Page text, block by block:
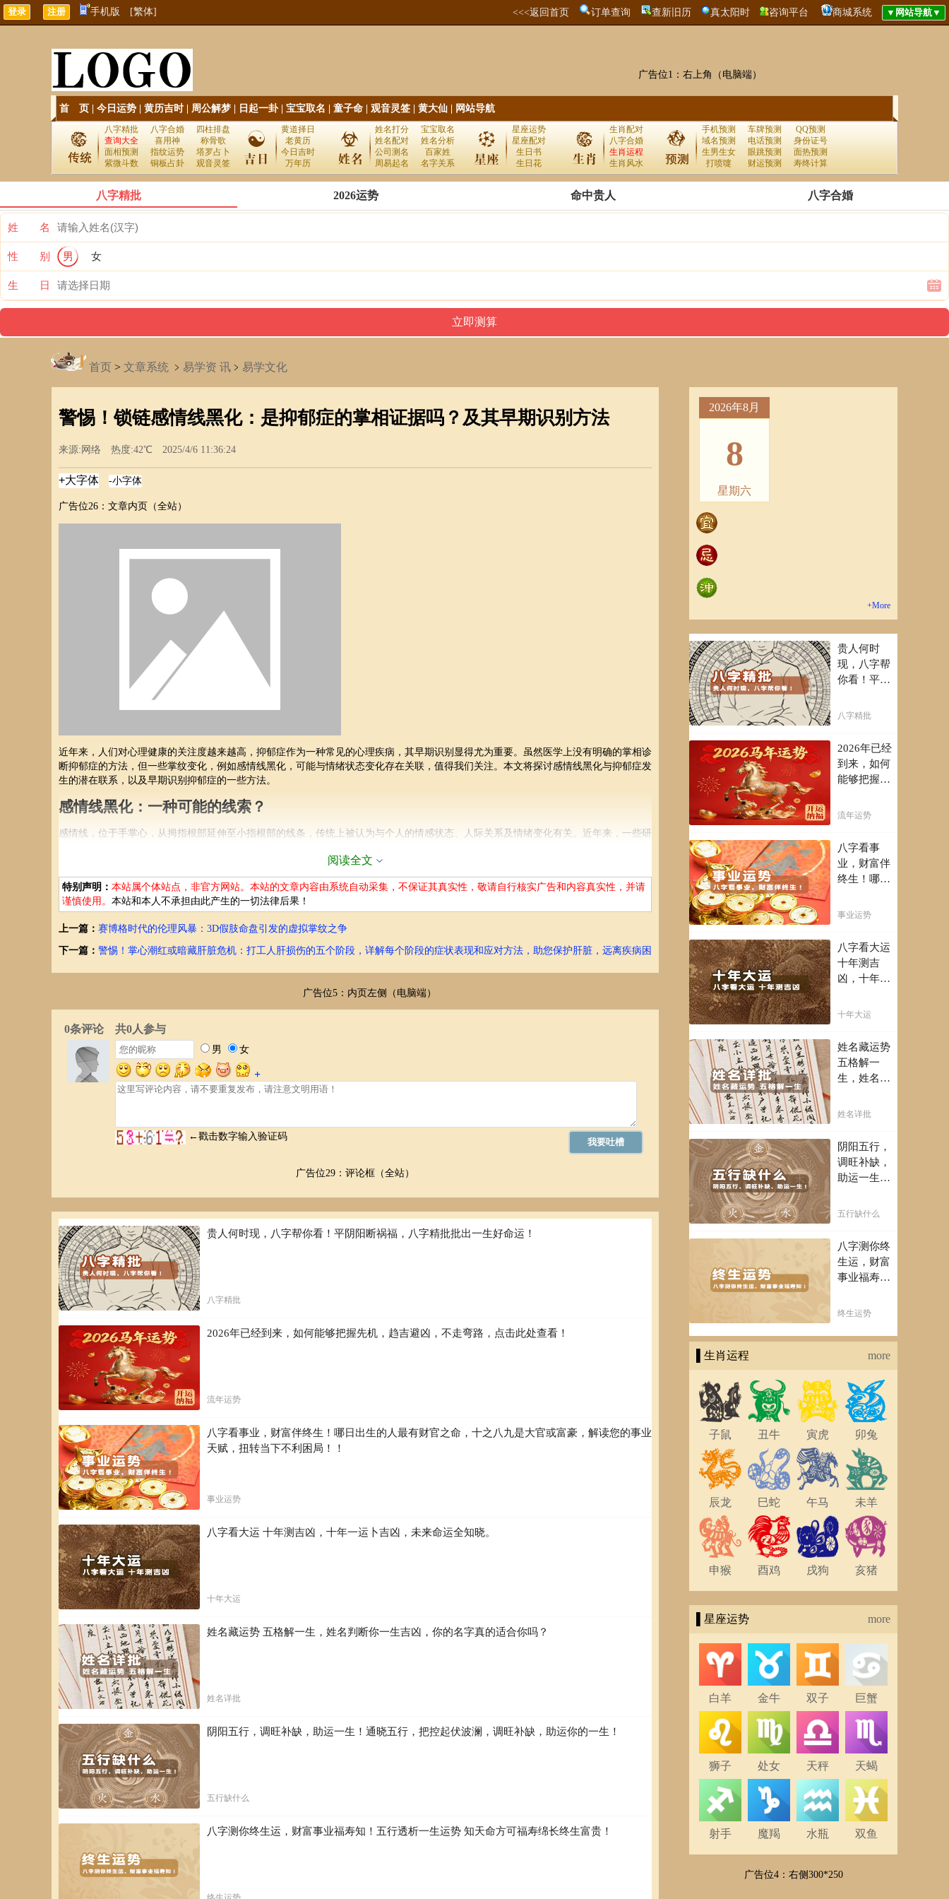
手机版 [繁体] <<<返回首页 订单查询 查新旧历 真太阳时 咨询平台 商城系统
广告位1：右上角（电脑端）
首 页 今日运势 黄历吉时| 周公解梦 日起一卦| 宝宝取名 童子命 观音灵签 黄大仙 网站导航
八字精批 八字合婚
四柱排盘
查询大全
喜用神
称骨歌
面相预测
指纹运势
塔罗占卜
紫微斗数
铜板占卦 观音灵签
黄道择日
老黄历
今日吉时
万年历
姓名打分
宝宝取名
姓名配对
姓名分析
公司测名
百家姓
周易起名
名字关系
星座运势
星座配对
生日书
生日花
生肖配对
八字合婚
生肖运程
生肖风水
手机预测 车牌预测
QQ预测
域名预测
电话预测
身份证号
生男生女
眼跳预测
面热预测
打喷嚏
财运预测 寿终计算
八字精批 2026运势 命中贵人 八字合婚
姓 名
性 别 男 女
生 日
首页 > 文章系统 ﹥ 易学资 讯 ﹥ 易学文化
警惕！锁链感情线黑化：是抑郁症的掌相证据吗？及其早期识别方法
来源:网络 热度:42℃ 2025/4/6 11:36:24
广告位26：文章内页（全站）
近年来，人们对心理健康的关注度越来越高，抑郁症作为一种常见的心理疾病，其早期识别显得尤为重要。虽然医学上没有明确的掌相诊
断抑郁症的方法，但一些掌纹变化，例如感情线黑化，可能与情绪状态变化存在关联，值得我们关注。本文将探讨感情线黑化与抑郁症发
生的潜在联系，以及早期识别抑郁症的一些方法。
感情线黑化：一种可能的线索？
感情线，位于手掌心，从拇指根部延伸至小指根部的线条，传统上被认为与个人的情感状态、人际关系及情绪变化有关。近年来，一些研
深，甚至变黑。 这类变化，也被部分人解读为潜在抑郁症的迹象。
需要注意的是，掌纹变化并非抑郁症的诊断依据。感情线黑化仅仅是一种可能暗示潜在情绪问题的线索，并不能独立证明抑郁症的存在。
掌相与心理健康：并非万能诊断
症，反之亦然。 仅仅根据掌纹判断病情，可能导致误诊和误判，因此，不建议仅依靠掌纹来诊断抑郁症。
任何潜在的心理健康问题都应该由专业的医学人员进行评估和诊断。千万不要忽视专业医生的意见，而仅仅依靠掌纹来判断。
虽然掌纹变化可能与抑郁症有关，但更可靠的早期识别方法来自心理学和医学领域的专业知识。早期识别抑郁症需要多方面的综合评估：
观察持续的情绪变化：
持续性的低落情绪、兴趣减退、疲惫感、睡眠障碍、食欲改变等都是抑郁症常见的症状。如果您发现自己或身边的人持续出现这些症状，
及时寻求专业帮助至关重要。
如果日常生活中出现异常行为，例如社交退缩、注意力下降、缺乏动力，甚至出现自我伤害的想法，也应该引起重视。
抑郁症会影响人际关系，导致社交障碍、人际隔阂等。如有发现可疑迹象，应及时倾诉和寻求帮助。
积极寻求专业帮助：
一旦发现自己或身边的人出现可疑症状，不要犹豫，积极寻求专业的心理咨询师或精神科医生的帮助。他们能够进行全面的评估和诊断，
并提供相应的治疗方案。
总结
准。 积极关注自身或他人的情绪变化，若出现持续性情绪低落、兴趣缺失、行为异常等迹象，请及时寻求专业的心理咨询或精神科医生
的帮助。 只有专业的诊断和治疗，才能真正帮助那些受抑郁症困扰的人们。
重要提醒：本文内容仅供参考，不能作为诊断依据。如有任何心理健康问题，请咨询专业医生。
阅读全文
特别声明： 本站属个体站点，非官方网站。本站的文章内容由系统自动采集，不保证其真实性，敬请自行核实广告和内容真实性，并请
谨慎使用。 本站和本人不承担由此产生的一切法律后果！
上一篇： 赛博格时代的伦理风暴：3D假肢命盘引发的虚拟掌纹之争
下一篇： 警惕！掌心潮红或暗藏肝脏危机：打工人肝损伤的五个阶段，详解每个阶段的症状表现和应对方法，助您保护肝脏，远离疾病困
广告位5：内页左侧（电脑端）
广告位29：评论框（全站）
贵人何时现，八字帮你看！平阴阳断祸福，八字精批批出一生好命运！
八字精批
2026年已经到来，如何能够把握先机，趋吉避凶，不走弯路，点击此处查看！
流年运势
八字看事业，财富伴终生！哪日出生的人最有财官之命，十之八九是大官或富豪，解读您的事业
天赋，扭转当下不利困局！！
事业运势
八字看大运 十年测吉凶，十年一运卜吉凶，未来命运全知晓。
十年大运
姓名藏运势 五格解一生，姓名判断你一生吉凶，你的名字真的适合你吗？
姓名详批
阴阳五行，调旺补缺，助运一生！通晓五行，把控起伏波澜，调旺补缺，助运你的一生！
五行缺什么
八字测你终生运，财富事业福寿知！五行透析一生运势 知天命方可福寿绵长终生富贵！
2026年8月
8
星期六
+More
贵人何时
现，八字帮
你看！平阴
八字精批批
八字精批
2026年已经
到来，如何
能够把握先
凶，不走弯
处查看！
流年运势
八字看事
业，财富伴
终生！哪日
有财官之
九是大官或
富豪，解读
您的事业天
局！！
事业运势
八字看大运
十年测吉
凶，十年一
未来命运全
十年大运
姓名藏运势
五格解一
生，姓名判
凶，你的名
你吗？
姓名详批
阴阳五行，
调旺补缺，
助运一生！
把控起伏波
缺，助运你
的一生！
五行缺什么
八字测你终
生运，财富
事业福寿
析一生运势
福寿绵长终
生富贵！
终生运势
▌生肖运程 more
子鼠 丑牛 寅虎 卯兔
辰龙 巳蛇 午马 未羊
申猴 酉鸡 戌狗 亥猪
▌星座运势 more
白羊 金牛 双子 巨蟹
狮子 处女 天秤 天蝎
射手 魔羯 水瓶 双鱼
广告位4：右侧300*250